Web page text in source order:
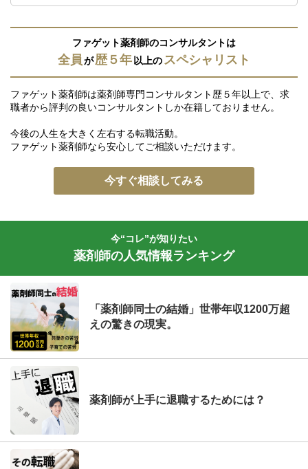
ファゲット薬剤師のコンサルタントは
全員が歴５年以上のスペシャリスト
ファゲット薬剤師は薬剤師専門コンサルタント歴５年以上で、求
職者から評判の良いコンサルタントしか在籍しておりません。
今後の人生を大きく左右する転職活動。
ファゲット薬剤師なら安心してご相談いただけます。
今すぐ相談してみる
今“コレ”が知りたい
薬剤師の人気情報ランキング
「薬剤師同士の結婚」世帯年収1200万超
えの驚きの現実。
薬剤師が上手に退職するためには？